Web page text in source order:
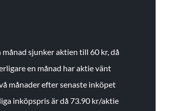
månad sjunker aktien till 60 kr, då
en månad har aktie vänt
månader efter senaste inköpet
inköpspris är då 73.90 kr/aktie